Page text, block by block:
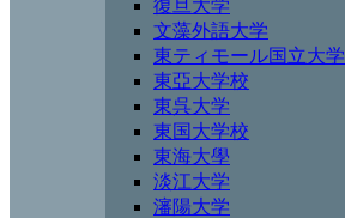
復旦大学
文藻外語大学
東ティモール国立大学
東亞大学校
東呉大学
東国大学校
東海大學
淡江大学
瀋陽大学